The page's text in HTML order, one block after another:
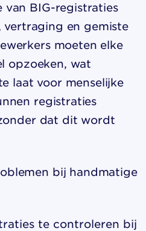
van BIG-registraties
en gemiste
moeten elke
opzoeken, wat
laat voor menselijke
registraties
dat dit wordt
bij handmatige
te controleren bij